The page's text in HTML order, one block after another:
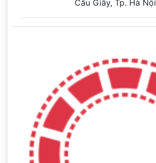
Cầu Giấy, Tp. Hà Nội